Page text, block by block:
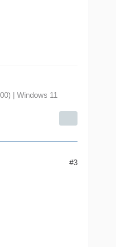
| Windows 11
#3